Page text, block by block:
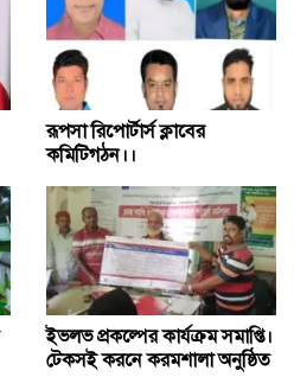
রূপসা রিপোর্টার্স ক্লাবের
কমিটিগঠন।।
ইভলভ প্রকল্পের কার্যক্রম সমাপ্তি।
টেকসই করনে করমশালা অনুষ্ঠিত